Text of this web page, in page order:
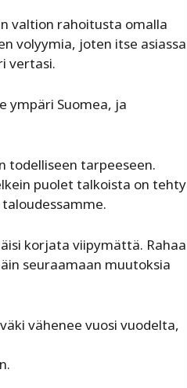
valtion rahoitusta omalla
volyymia, joten itse asiassa
vertasi.
ympäri Suomea, ja
todelliseen tarpeeseen.
puolet talkoista on tehty
korjata viipymättä. Rahaa
seuraamaan muutoksia
vähenee vuosi vuodelta,